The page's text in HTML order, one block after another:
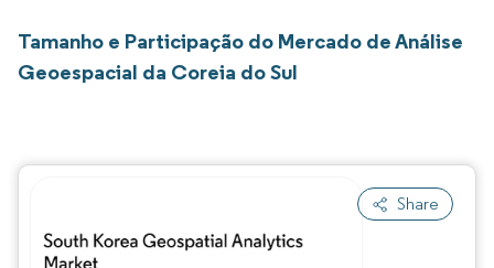
Tamanho e Participação do Mercado de Análise
Geoespacial da Coreia do Sul
Share